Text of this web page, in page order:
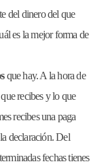
del dinero del que
es la mejor forma de
que hay. A la hora de
recibes y lo que
recibes una paga
declaración. Del
fechas tienes